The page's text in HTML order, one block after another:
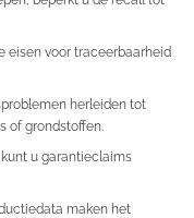
voor traceerbaarheid
herleiden tot
of grondstoffen.
u garantieclaims
maken het